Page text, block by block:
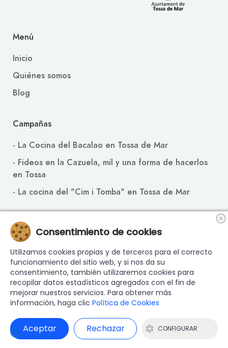
Menú
Inicio
Quiénes somos
Blog
Campañas
- La Cocina del Bacalao en Tossa de Mar
- Fideos en la Cazuela, mil y una forma de hacerlos
en Tossa
- La cocina del "Cim i Tomba" en Tossa de Mar
Contacto
Email: info@cuinatradicionaltossenca.com
© 2024 - 2026 ASSOCIACIÓ LA CUINA TRADICIONAL
TOSSENCA - Todos los derechos reservados |
Política de privacidad|Política de Cookies
programación web: Blaupixel.com
Consentimiento de cookies
Utilizamos cookies propias y de terceros para el correcto
funcionamiento del sitio web, y si nos da su
consentimiento, también utilizaremos cookies para
recopilar datos estadísticos agregados con el fin de
mejorar nuestros servicios. Para obtener más
información, haga clic Política de Cookies
Aceptar Rechazar CONFIGURAR